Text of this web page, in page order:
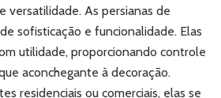
versatilidade. As persianas de
sofisticação e funcionalidade. Elas
utilidade, proporcionando controle
aconchegante à decoração.
residenciais ou comerciais, elas se